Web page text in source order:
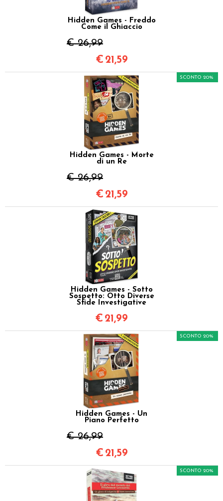
Hidden Games - Freddo
Come il Ghiaccio
€ 26,99
€ 21,59
Hidden Games - Morte
di un Re
€ 26,99
SCONTO 20%
€ 21,59
Hidden Games - Sotto
Sospetto: Otto Diverse
Sfide Investigative
€ 21,99
Hidden Games - Un
Piano Perfetto
€ 26,99
SCONTO 20%
€ 21,59
SCONTO 20%